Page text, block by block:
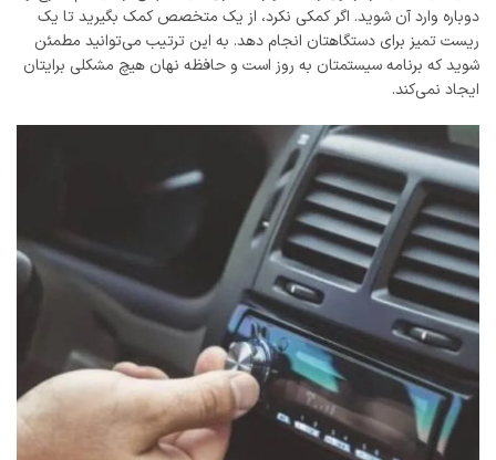
دوباره وارد آن شوید. اگر کمکی نکرد، از یک متخصص کمک بگیرید تا یک
ریست تمیز برای دستگاهتان انجام دهد. به این ترتیب می‌توانید مطمئن
شوید که برنامه سیستمتان به روز است و حافظه نهان هیچ مشکلی برایتان
ایجاد نمی‌کند.